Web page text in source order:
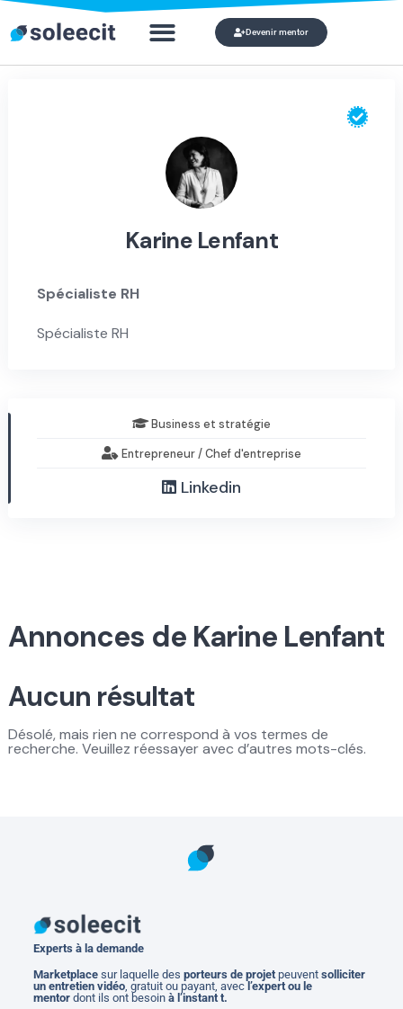
Devenir mentor
Karine Lenfant
Spécialiste RH
Spécialiste RH
Business et stratégie
Entrepreneur / Chef d'entreprise
Linkedin
Annonces de Karine Lenfant
Aucun résultat
Désolé, mais rien ne correspond à vos termes de
recherche. Veuillez réessayer avec d’autres mots-clés.
Experts à la demande
Marketplace sur laquelle desporteurs de projet peuventsolliciter
un entretien vidéo , gratuit ou payant, avecl’expert ou le
mentordont ils ont besoinà l’instant t.